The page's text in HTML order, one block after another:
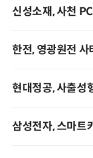
신성소재, 사천
한전, 영광원전
현대정공, 사출성
삼성전자, 스마트